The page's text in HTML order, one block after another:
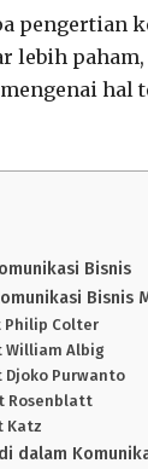
pengertian
lebih
hal
Bisnis
Bisnis
Philip Colter
William Albig
Djoko Purwanto
Rosenblatt
Katz
dalam